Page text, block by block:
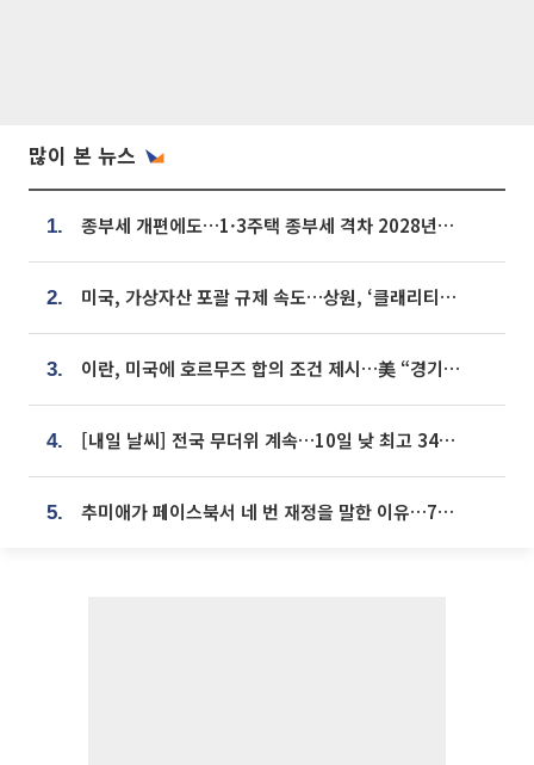
많이 본 뉴스
1. 종부세 개편에도…1·3주택 종부세 격차 2028년부터 확대
2. 미국, 가상자산 포괄 규제 속도…상원, ‘클래리티법’ 9월 절차투표 추진
3. 이란, 미국에 호르무즈 합의 조건 제시…美 “경기 아직 안 끝나” [종합]
4. [내일 날씨] 전국 무더위 계속…10일 낮 최고 34도 육박
5. 추미애가 페이스북서 네 번 재정을 말한 이유…7700억 추경 열쇠는 도의회에